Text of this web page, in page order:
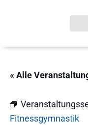
« Alle
Fitnessgymnastik